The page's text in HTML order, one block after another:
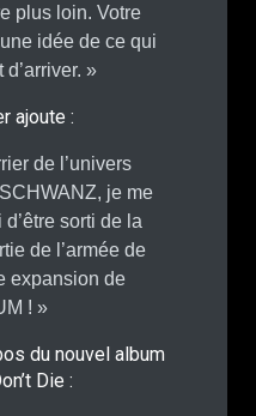
plus loin. Votre
idée de ce qui
»
ajoute :
de l’univers
je me
sorti de la
de l’armée de
expansion de
! »
du nouvel album
Die :